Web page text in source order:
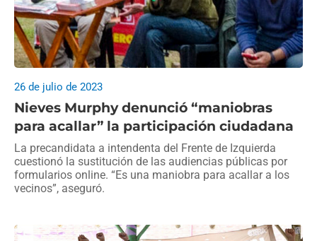
Nieves Murphy denunció “maniobras
para acallar” la participación ciudadana
26 de julio de 2023
La precandidata a intendenta del Frente de Izquierda
cuestionó la sustitución de las audiencias públicas por
formularios online. “Es una maniobra para acallar a los
vecinos”, aseguró.